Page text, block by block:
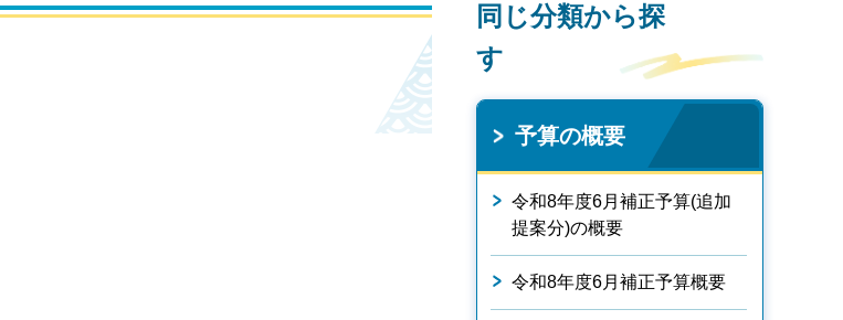
同じ分類から探
す
予算の概要
令和8年度6月補正予算(追加
提案分)の概要
令和8年度6月補正予算概要